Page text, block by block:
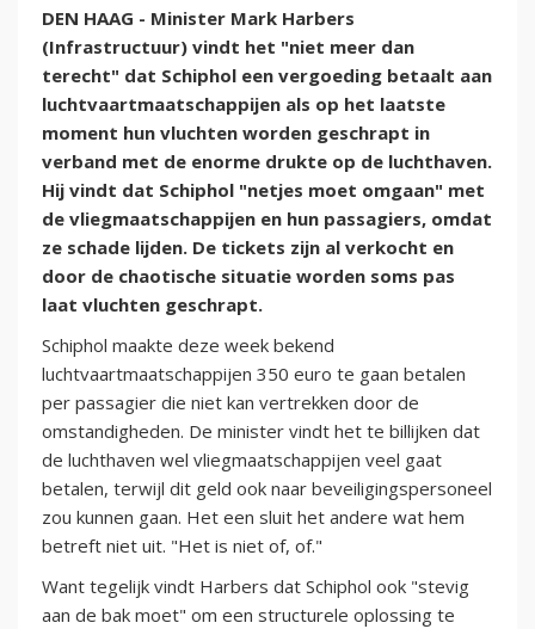
DEN HAAG - Minister Mark Harbers
(Infrastructuur) vindt het "niet meer dan
terecht" dat Schiphol een vergoeding betaalt aan
luchtvaartmaatschappijen als op het laatste
moment hun vluchten worden geschrapt in
verband met de enorme drukte op de luchthaven.
Hij vindt dat Schiphol "netjes moet omgaan" met
de vliegmaatschappijen en hun passagiers, omdat
ze schade lijden. De tickets zijn al verkocht en
door de chaotische situatie worden soms pas
laat vluchten geschrapt.
Schiphol maakte deze week bekend
luchtvaartmaatschappijen 350 euro te gaan betalen
per passagier die niet kan vertrekken door de
omstandigheden. De minister vindt het te billijken dat
de luchthaven wel vliegmaatschappijen veel gaat
betalen, terwijl dit geld ook naar beveiligingspersoneel
zou kunnen gaan. Het een sluit het andere wat hem
betreft niet uit. "Het is niet of, of."
Want tegelijk vindt Harbers dat Schiphol ook "stevig
aan de bak moet" om een structurele oplossing te